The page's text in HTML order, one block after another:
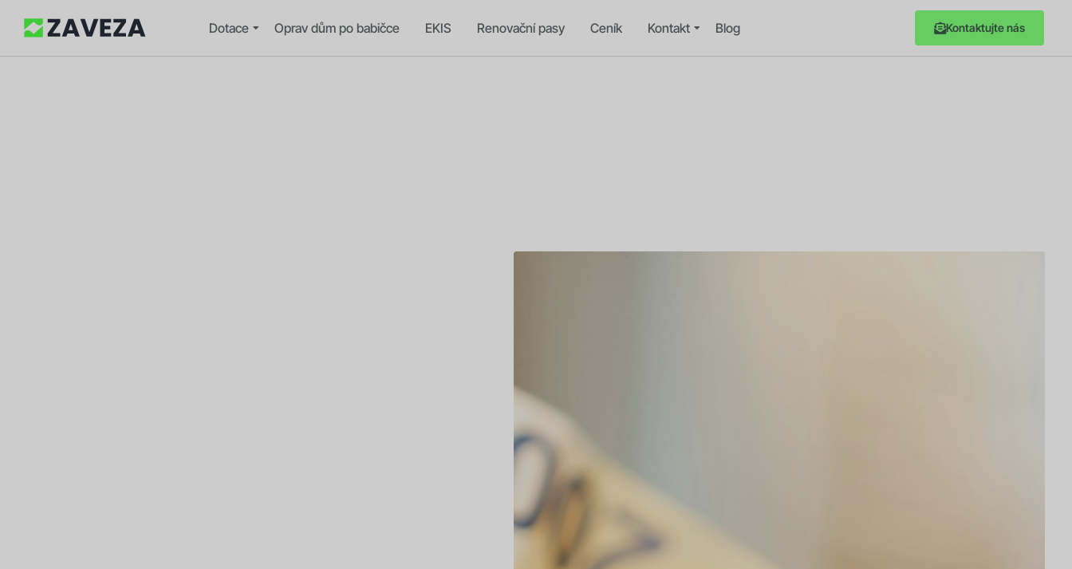
Dotace Oprav dům po babičce EKIS Renovační pasy Ceník Kontakt Blog Kontaktujte nás